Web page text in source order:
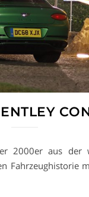
2000er aus der
Fahrzeughistorie